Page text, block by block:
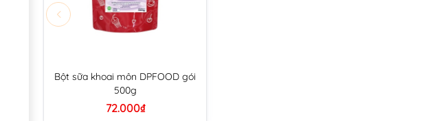
Bột sữa khoai môn DPFOOD gói
500g
72.000₫